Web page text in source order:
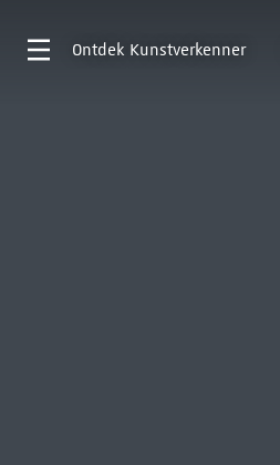
Ontdek Kunstverkenner